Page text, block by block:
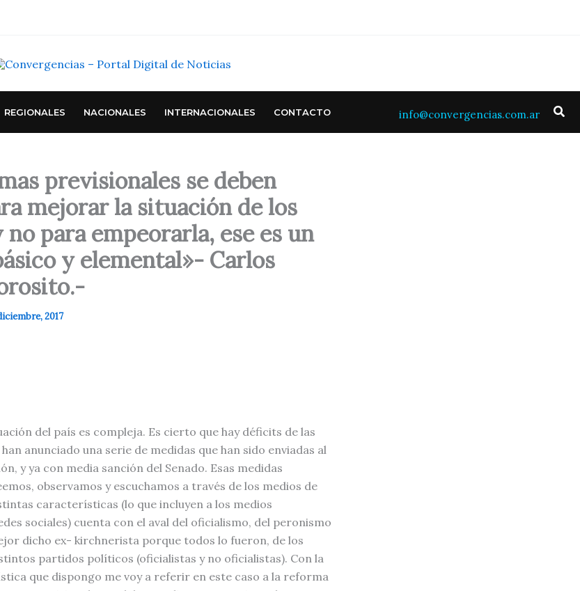
REGIONALES NACIONALES INTERNACIONALES CONTACTO info@convergencias.com.ar
previsionales se deben
mejorar la situación de los
para empeorarla, ese es un
y elemental»- Carlos
2017
del país es compleja. Es cierto que hay déficits de las
anunciado una serie de medidas que han sido enviadas al
y ya con media sanción del Senado. Esas medidas
observamos y escuchamos a través de los medios de
características (lo que incluyen a los medios
sociales) cuenta con el aval del oficialismo, del peronismo
dicho ex- kirchnerista porque todos lo fueron, de los
partidos políticos (oficialistas y no oficialistas). Con la
que dispongo me voy a referir en este caso a la reforma